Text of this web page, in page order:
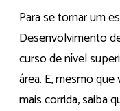
Para se tornar um
Desenvolvimento
curso de nível
área. E, mesmo
mais corrida, saiba